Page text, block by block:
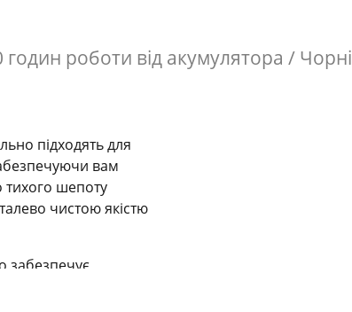
роботи від акумулятора / Чорні
підходять для
вам
тихого шепоту
чистою якістю
забезпечує